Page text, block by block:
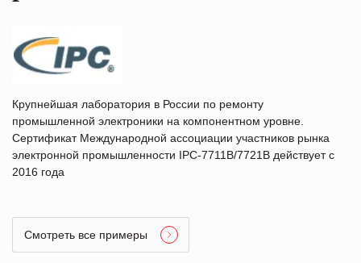
Крупнейшая лаборатория в России по ремонту
промышленной электроники на компонентном уровне.
Сертификат Международной ассоциации участников рынка
электронной промышленности IPC-7711B/7721B действует с
2016 года
Смотреть все примеры